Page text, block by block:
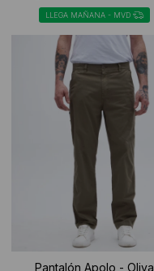
LLEGA MAÑANA - MVD
Pantalón Apolo - Oliva